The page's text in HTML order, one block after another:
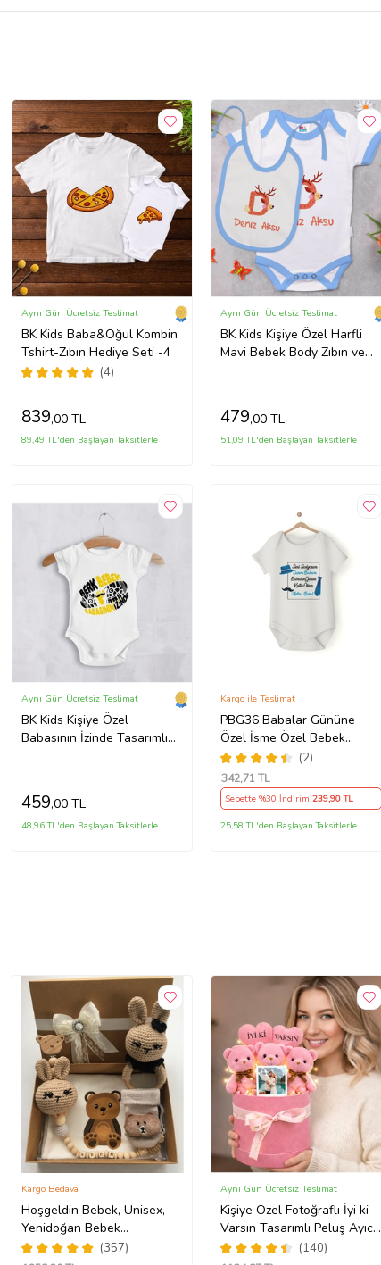
BK Kids Baba&Oğul Kombin
Tshirt-Zıbın Hediye Seti -4
(4)
Aynı Gün Ücretsiz Teslimat
839,00 TL
89,49 TL'den Başlayan Taksitlerle
BK Kids Kişiye Özel Harfli
Mavi Bebek Body Zıbın ve
Aynı Gün Ücretsiz Teslimat
479,00 TL
51,09 TL'den Başlayan Taksitlerle
BK Kids Kişiye Özel
Babasının İzinde Tasarımlı
Aynı Gün Ücretsiz Teslimat
459,00 TL
48,96 TL'den Başlayan Taksitlerle
PBG36 Babalar Gününe
Özel İsme Özel Bebek
Çıtçıtlı Body (Krem)
(2)
Kargo ile Teslimat
342,71 TL
Sepette %30 İndirim 239,90 TL
25,58 TL'den Başlayan Taksitlerle
Hoşgeldin Bebek, Unisex,
Yenidoğan Bebek
Amigurumi İsimli Emzik
(357)
Kargo Bedava
Kişiye Özel Fotoğraflı İyi ki
Varsın Tasarımlı Peluş Ayıcık
Buketi (Pembe)(140)
Aynı Gün Ücretsiz Teslimat